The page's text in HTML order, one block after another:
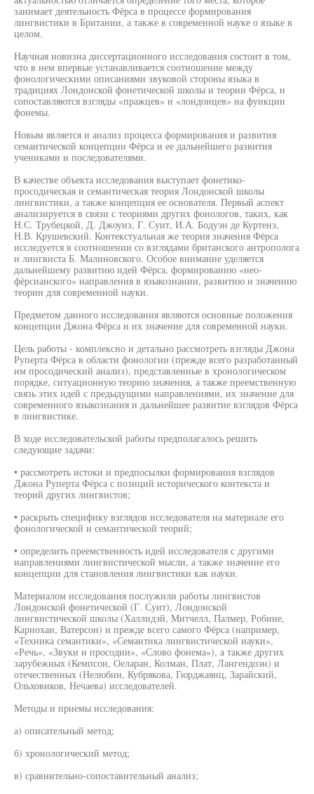
занимает деятельность Фёрса в процессе формирования
лингвистики в Британии, а также в современной науке о языке в
целом.
Научная новизна диссертационного исследования состоит в том,
что в нем впервые устанавливается соотношение между
фонологическими описаниями звуковой стороны языка в
традициях Лондонской фонетической школы и теории Фёрса, и
сопоставляются взгляды «пражцев» и «лондонцев» на функции
фонемы.
Новым является и анализ процесса формирования и развития
семантической концепции Фёрса и ее дальнейшего развития
учениками и последователями.
В качестве объекта исследования выступает фонетико-
просодическая и семантическая теория Лондонской школы
лингвистики, а также концепция ее основателя. Первый аспект
анализируется в связи с теориями других фонологов, таких, как
Н.С. Трубецкой, Д. Джоунз, Г. Суит, И.А. Бодуэн де Куртенэ,
Н.В. Крушевский. Контекстуальная же теория значения Фёрса
исследуется в соотношении со взглядами британского антрополога
и лингвиста Б. Малиновского. Особое внимание уделяется
дальнейшему развитию идей Фёрса, формированию «нео-
фёрсианского» направления в языкознании, развитию и значению
теории для современной науки.
Предметом данного исследования являются основные положения
концепции Джона Фёрса и их значение для современной науки.
Цель работы - комплексно и детально рассмотреть взгляды Джона
Руперта Фёрса в области фонологии (прежде всего разработанный
им просодический анализ), представленные в хронологическом
порядке, ситуационную теорию значения, а также преемственную
связь этих идей с предыдущими направлениями, их значение для
современного языкознания и дальнейшее развитие взглядов Фёрса
в лингвистике.
В ходе исследовательской работы предполагалось решить
следующие задачи:
• рассмотреть истоки и предпосылки формирования взглядов
Джона Руперта Фёрса с позиций исторического контекста и
теорий других лингвистов;
• раскрыть специфику взглядов исследователя на материале его
фонологической и семантической теорий;
• определить преемственность идей исследователя с другими
направлениями лингвистической мысли, а также значение его
концепции для становления лингвистики как науки.
Материалом исследования послужили работы лингвистов
Лондонской фонетической (Г. Суит), Лондонской
лингвистической школы (Халлидэй, Митчелл, Палмер, Робине,
Карнохан, Ватерсон) и прежде всего самого Фёрса (например,
«Техника семантики», «Семантика лингвистической науки»,
«Речь», «Звуки и просодии», «Слово фонема»), а также других
зарубежных (Кемпсон, Оеларан, Колман, Плат, Лангендоэн) и
отечественных (Нелюбин, Кубрякова, Гюрджаянц, Зарайский,
Ольховиков, Нечаева) исследователей.
Методы и приемы исследования:
а) описательный метод;
б) хронологический метод;
в) сравнительно-сопоставительный анализ;